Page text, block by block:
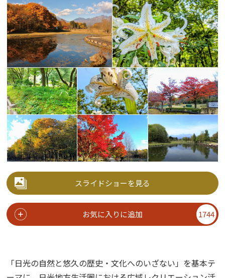
スライドショーを見る
お気に入りに追加 1744
「日光の自然と悠久の歴史・文化へのいざない」を基本テ